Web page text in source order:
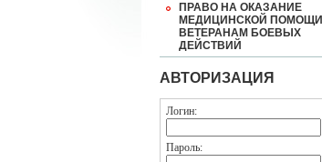
ПРАВО НА ОКАЗАНИЕ
МЕДИЦИНСКОЙ ПОМОЩИ
ВЕТЕРАНАМ БОЕВЫХ
ДЕЙСТВИЙ
АВТОРИЗАЦИЯ
Логин:
Пароль: